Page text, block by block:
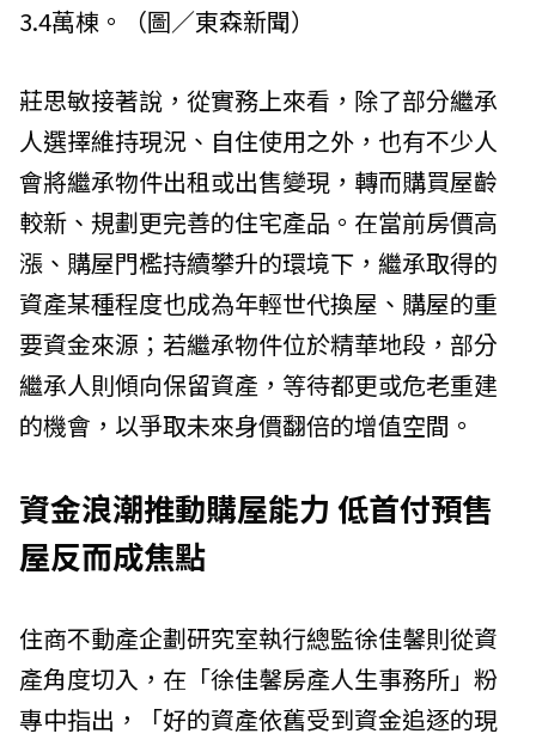
3.4萬棟。（圖／東森新聞）
莊思敏接著說，從實務上來看，除了部分繼承
人選擇維持現況、自住使用之外，也有不少人
會將繼承物件出租或出售變現，轉而購買屋齡
較新、規劃更完善的住宅產品。在當前房價高
漲、購屋門檻持續攀升的環境下，繼承取得的
資產某種程度也成為年輕世代換屋、購屋的重
要資金來源；若繼承物件位於精華地段，部分
繼承人則傾向保留資產，等待都更或危老重建
的機會，以爭取未來身價翻倍的增值空間。
資金浪潮推動購屋能力 低首付預售
屋反而成焦點
住商不動產企劃研究室執行總監徐佳馨則從資
產角度切入，在「徐佳馨房產人生事務所」粉
專中指出，「好的資產依舊受到資金追逐的現